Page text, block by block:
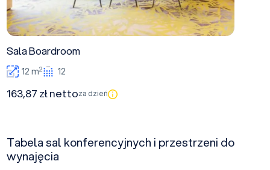
Sala Boardroom
12 m2 12
163,87 zł nettoza dzień
Tabela sal konferencyjnych i przestrzeni do
wynajęcia